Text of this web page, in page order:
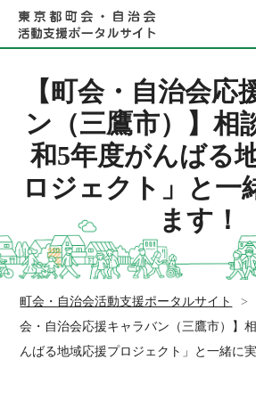
Language
やさしい日本語
ひらがなをつける
【町会・自治会応
ン（三鷹市）】相
和5年度がんばる
ロジェクト」と一
ます！
町会・自治会活動支援ポータルサイト >
会・自治会応援キャラバン（三鷹市）】
んばる地域応援プロジェクト」と一緒に